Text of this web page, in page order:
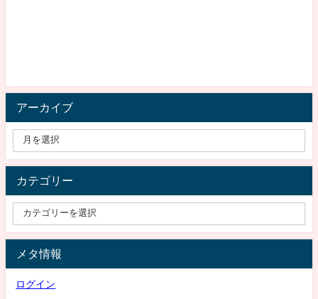
アーカイブ
カテゴリー
メタ情報
ログイン